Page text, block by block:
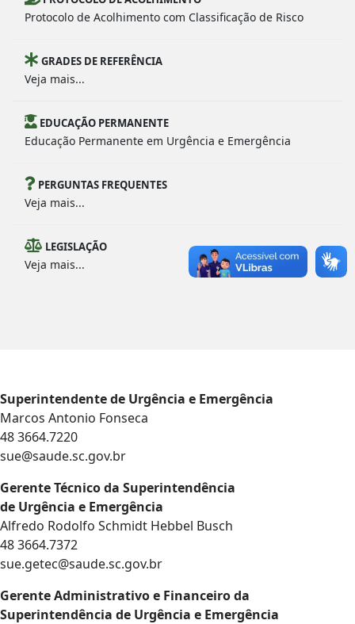
Protocolo de Acolhimento com Classificação de Risco
GRADES DE REFERÊNCIA
Veja mais...
EDUCAÇÃO PERMANENTE
Educação Permanente em Urgência e Emergência
PERGUNTAS FREQUENTES
Veja mais...
LEGISLAÇÃO
Veja mais...
Superintendente de Urgência e Emergência
Marcos Antonio Fonseca
48 3664.7220
sue@saude.sc.gov.br
Gerente Técnico da Superintendência
de Urgência e Emergência
Alfredo Rodolfo Schmidt Hebbel Busch
48 3664.7372
sue.getec@saude.sc.gov.br
Gerente Administrativo e Financeiro da
Superintendência de Urgência e Emergência